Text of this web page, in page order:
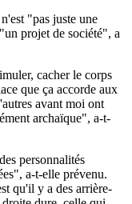
"pas juste une
projet de société", a
cacher le corps
que ça accorde aux
avant moi ont
archaïque", a-t-
personnalités
a-t-elle prévenu.
qu'il y a des arrière-